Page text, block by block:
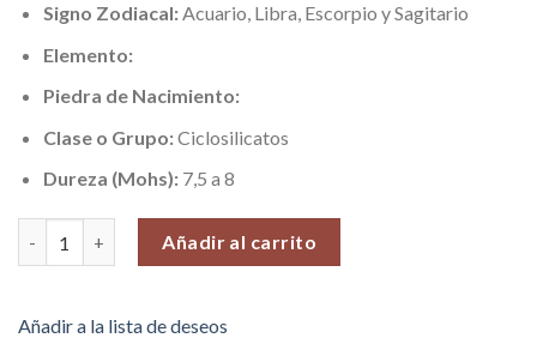
Signo Zodiacal:Acuario, Libra, Escorpio y Sagitario
Elemento:
Piedra de Nacimiento:
Clase o Grupo:Ciclosilicatos
Dureza (Mohs):7,5 a 8
Añadir al carrito
Añadir a la lista de deseos